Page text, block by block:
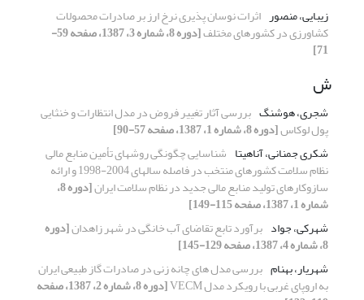
زیبایی، منصور اثرات نوسان پذیری نرخ ارز بر صادرات محصولات
کشاورزی در کشورهای مختلف [دوره 8، شماره 3، 1387، صفحه 59-
71]
ش
شجری، هوشنگ بررسی آثار تغییر فروض در مدل انتظارات و خنثایی
پول لوکاس[دوره 8، شماره 1، 1387، صفحه 57-90]
شکری جمنانی، آناهیتا شناسایی چگونگی روشهای تأمین منابع مالی
نظام سلامت کشورهای منتخب در فاصله سالهای 2004-1998 و ارائه
سازوکارهای تولید منابع مالی جدید در نظام سلامت ایران [دوره 8،
شماره 1، 1387، صفحه 115-149]
شهرکی، جواد برآورد تابع تقاضای آب خانگی در شهر زاهدان[دوره
8، شماره 4، 1387، صفحه 129-145]
شهریار، بهنام بررسی مدل های چانه زنی در صادرات گاز طبیعی ایران
به اروپای غربی با رویکرد مدل VECM [دوره 8، شماره 2، 1387، صفحه